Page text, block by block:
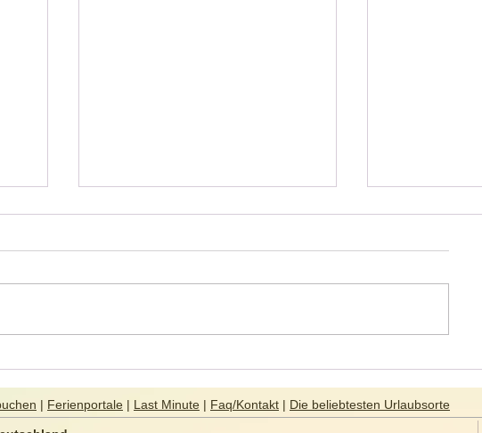
Stimmung im Advent
| Ferienportale | Last Minute | Faq/Kontakt | Die beliebtesten Urlaubsorte